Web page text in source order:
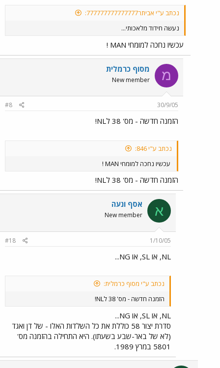
נכתב ע"י אביתר777777777777777:
נעשה חידוד מלאכותי...
עכשיו נחכה למומחי MAN !
מ מסוף כרמלית
New member
30/9/05
#8
הזמנה חדשה - מס' 38 לNL!
נכתב ע"י 846:
עכשיו נחכה למומחי MAN !
הזמנה חדשה - מס' 38 לNL!
א אסף ונעה
New member
1/10/05
#18
NL, או SL, או NG...
נכתב ע"י מסוף כרמלית:
הזמנה חדשה - מס' 38 לNL!
NL, או SL, או NG...
סדרת יצור 58 כוללת את כל השלדות האלו - של דן ואגד
(לא של באר-שבע בשעתו). היא התחילה בהזמנה מס'
5801 במרץ 1989.